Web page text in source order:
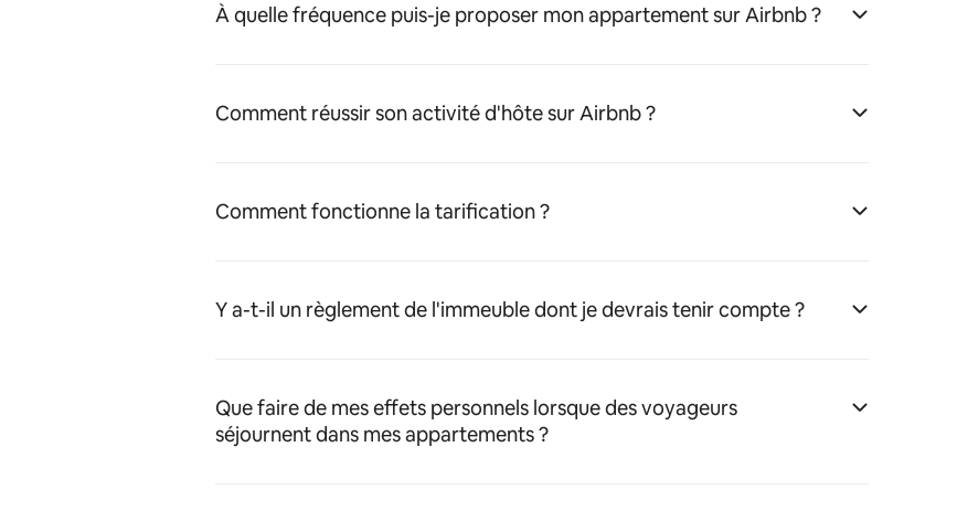
À quelle fréquence puis-je proposer mon appartement sur Airbnb ?
Comment réussir son activité d'hôte sur Airbnb ?
Comment fonctionne la tarification ?
Y a-t-il un règlement de l'immeuble dont je devrais tenir compte ?
Que faire de mes effets personnels lorsque des voyageurs
séjournent dans mes appartements ?